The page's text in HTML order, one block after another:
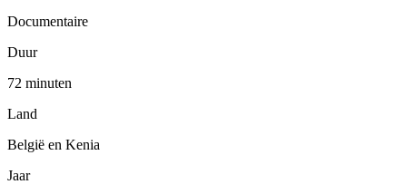
Documentaire
Duur
72 minuten
Land
België en Kenia
Jaar